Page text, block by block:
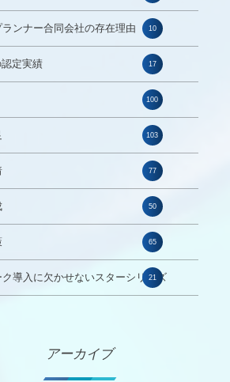
ンナー合同会社の存在理由 10
認定実績 17
100
103
77
50
65
ク導入に欠かせないスターシリーズ
21
アーカイブ